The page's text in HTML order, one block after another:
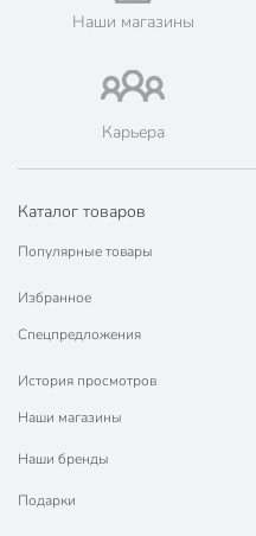
Порядок - официальный
марок.
Наши магазины
Карьера
Каталог товаров
Популярные товары
Избранное
Спецпредложения
История просмотров
Наши магазины
Наши бренды
Подарки